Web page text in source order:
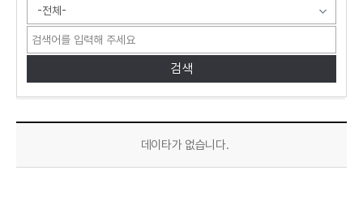
투자유치소식 목록으로 번호, 제목, 작성자, 조회수,등록일, 첨부파일로 나열 되고 있습니다.
데이타가 없습니다.